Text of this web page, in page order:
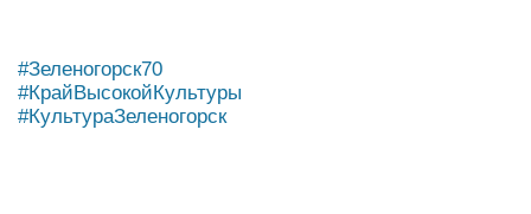
#Зеленогорск70
#КрайВысокойКультуры
#КультураЗеленогорск